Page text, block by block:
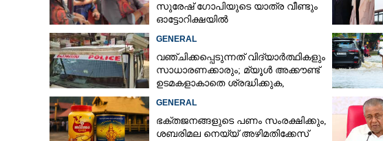
സുരേഷ് ഗോപിയുടെ യാത്ര വീണ്ടും
ഓട്ടോറിക്ഷയിൽ
GENERAL
വഞ്ചിക്കപ്പെടുന്നത് വിദ്യാർത്ഥികളും
സാധാരണക്കാരും; മ്യൂൾ അക്കൗണ്ട്
ഉടമകളാകാതെ ശ്രദ്ധിക്കുക,
GENERAL
ഭക്തജനങ്ങളുടെ പണം സംരക്ഷിക്കും,
ശബരിമല നെയ്യ് അഴിമതിക്കേസ്